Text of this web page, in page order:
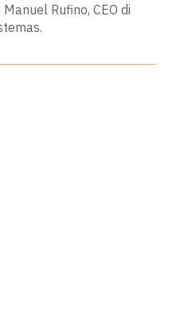
Rufino, CEO di